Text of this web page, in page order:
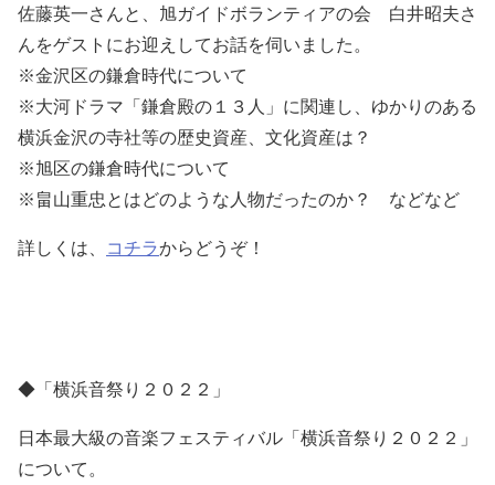
佐藤英一さんと、旭ガイドボランティアの会 白井昭夫さ
んをゲストにお迎えしてお話を伺いました。
※金沢区の鎌倉時代について
※大河ドラマ「鎌倉殿の１３人」に関連し、ゆかりのある
横浜金沢の寺社等の歴史資産、文化資産は？
※旭区の鎌倉時代について
※畠山重忠とはどのような人物だったのか？ などなど
詳しくは、 コチラからどうぞ！
◆「横浜音祭り２０２２」
日本最大級の音楽フェスティバル「横浜音祭り２０２２」
について。